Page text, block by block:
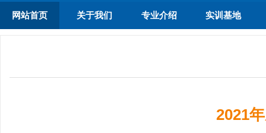
网站首页 关于我们 专业介绍 实训基地
2021